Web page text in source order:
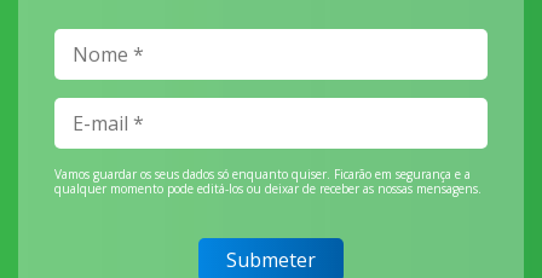
Vamos guardar os seus dados só enquanto quiser. Ficarão em segurança e a
qualquer momento pode editá-los ou deixar de receber as nossas mensagens.